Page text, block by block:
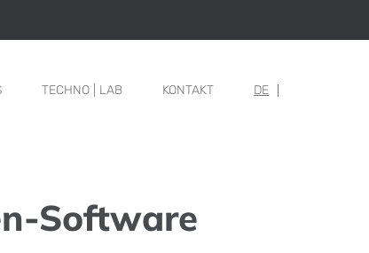
TECHNO | LAB KONTAKT DE
Software